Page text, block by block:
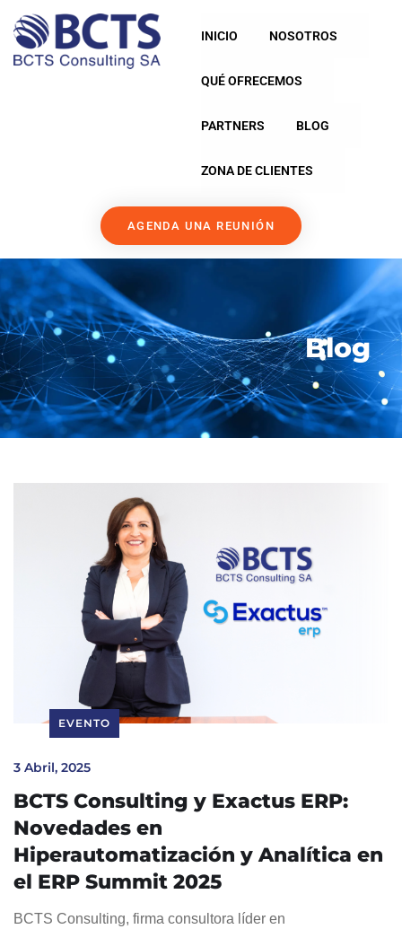
INICIO NOSOTROS
QUÉ OFRECEMOS
PARTNERS BLOG
ZONA DE CLIENTES
AGENDA UNA REUNIÓN
Blog
EVENTO
3 Abril, 2025
BCTS Consulting y Exactus ERP:
Novedades en
Hiperautomatización y Analítica en
el ERP Summit 2025
BCTS Consulting, firma consultora líder en